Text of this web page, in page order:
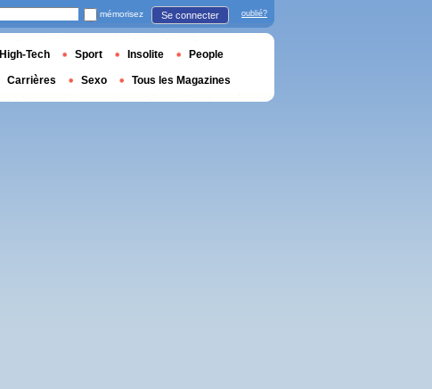
mémorisez Se connecter oublié?
High-Tech Sport Insolite People
Carrières Sexo Tous les Magazines